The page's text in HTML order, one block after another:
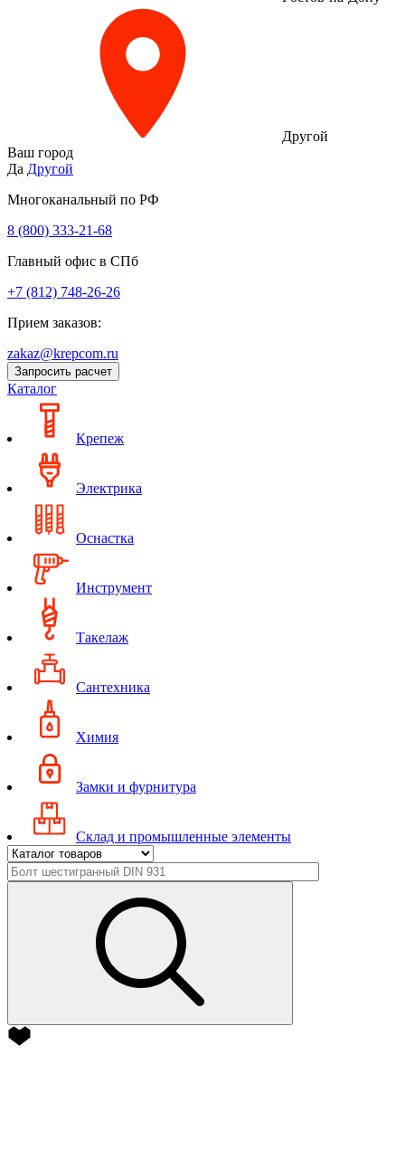
Другой
Ваш город
Да Другой
Многоканальный по РФ
8 (800) 333‑21-68
Главный офис в СПб
+7 (812) 748-26-26
Прием заказов:
zakaz@krepcom.ru
Запросить расчет
Каталог
Крепеж
Электрика
Оснастка
Инструмент
Такелаж
Сантехника
Химия
Замки и фурнитура
Склад и промышленные элементы